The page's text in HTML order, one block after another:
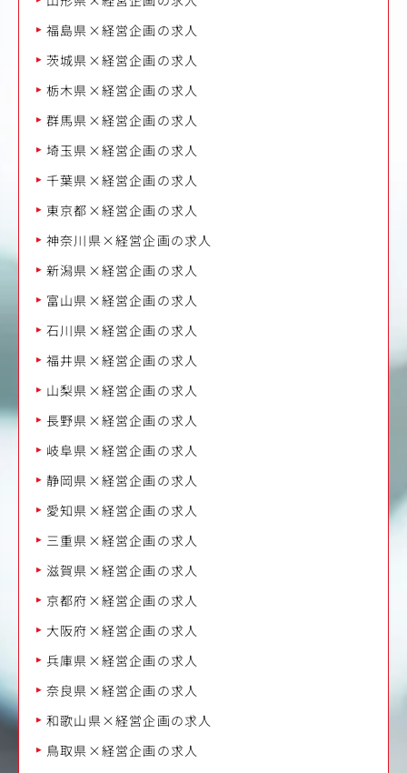
福島県×経営企画の求人
茨城県×経営企画の求人
栃木県×経営企画の求人
群馬県×経営企画の求人
埼玉県×経営企画の求人
千葉県×経営企画の求人
東京都×経営企画の求人
神奈川県×経営企画の求人
新潟県×経営企画の求人
富山県×経営企画の求人
石川県×経営企画の求人
福井県×経営企画の求人
山梨県×経営企画の求人
長野県×経営企画の求人
岐阜県×経営企画の求人
静岡県×経営企画の求人
愛知県×経営企画の求人
三重県×経営企画の求人
滋賀県×経営企画の求人
京都府×経営企画の求人
大阪府×経営企画の求人
兵庫県×経営企画の求人
奈良県×経営企画の求人
和歌山県×経営企画の求人
鳥取県×経営企画の求人